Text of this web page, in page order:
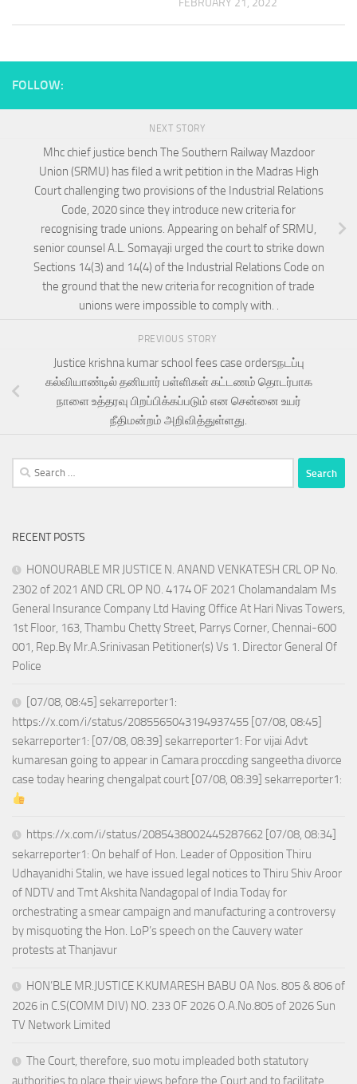
FEBRUARY 21, 2022
FOLLOW:
NEXT STORY
Mhc chief justice bench The Southern Railway Mazdoor
Union (SRMU) has filed a writ petition in the Madras High
Court challenging two provisions of the Industrial Relations
Code, 2020 since they introduce new criteria for
recognising trade unions. Appearing on behalf of SRMU,
senior counsel A.L. Somayaji urged the court to strike down
Sections 14(3) and 14(4) of the Industrial Relations Code on
the ground that the new criteria for recognition of trade
unions were impossible to comply with. .
PREVIOUS STORY
Justice krishna kumar school fees case ordersநடப்பு
கல்வியாண்டில் தனியார் பள்ளிகள் கட்டணம் தொடர்பாக
நாளை உத்தரவு பிறப்பிக்கப்படும் என சென்னை உயர்
நீதிமன்றம் அறிவித்துள்ளது.
Search
for:
RECENT POSTS
HONOURABLE MR JUSTICE N. ANAND VENKATESH CRL OP No.
2302 of 2021 AND CRL OP NO. 4174 OF 2021 Cholamandalam Ms
General Insurance Company Ltd Having Office At Hari Nivas Towers,
1st Floor, 163, Thambu Chetty Street, Parrys Corner, Chennai-600
001, Rep.By Mr.A.Srinivasan Petitioner(s) Vs 1. Director General Of
Police
[07/08, 08:45] sekarreporter1:
https://x.com/i/status/2085565043194937455 [07/08, 08:45]
sekarreporter1: [07/08, 08:39] sekarreporter1: For vijai Advt
kumaresan going to appear in Camara proccding sangeetha divorce
case today hearing chengalpat court [07/08, 08:39] sekarreporter1:
https://x.com/i/status/2085438002445287662 [07/08, 08:34]
sekarreporter1: On behalf of Hon. Leader of Opposition Thiru
Udhayanidhi Stalin, we have issued legal notices to Thiru Shiv Aroor
of NDTV and Tmt Akshita Nandagopal of India Today for
orchestrating a smear campaign and manufacturing a controversy
by misquoting the Hon. LoP’s speech on the Cauvery water
protests at Thanjavur
HON’BLE MR.JUSTICE K.KUMARESH BABU OA Nos. 805 & 806 of
2026 in C.S(COMM DIV) NO. 233 OF 2026 O.A.No.805 of 2026 Sun
TV Network Limited
The Court, therefore, suo motu impleaded both statutory
authorities to place their views before the Court and to facilitate